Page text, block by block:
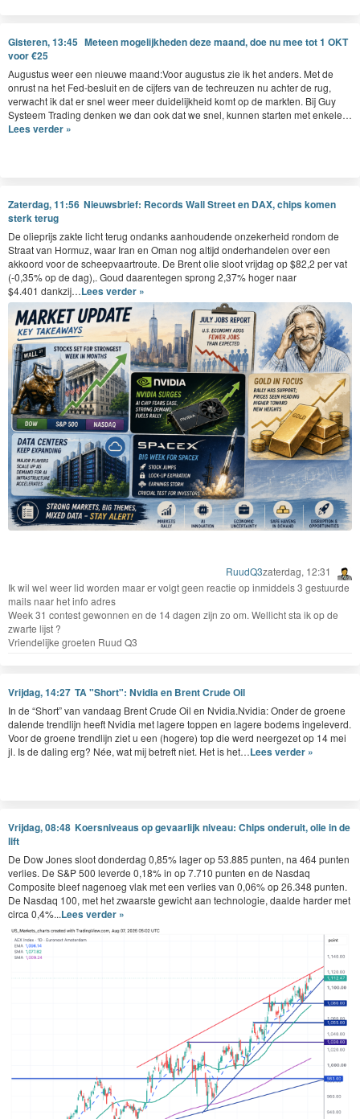
Gisteren, 13:45 Meteen mogelijkheden deze maand, doe nu mee tot 1 OKT
voor €25
Augus­tus weer een nieuwe maand:Voor augus­tus zie ik het anders. Met de
onrust na het Fed-besluit en de cijfers van de techreuzen nu achter de rug,
verwacht ik dat er snel weer meer duidelijkheid komt op de mark­ten. Bij Guy
Sys­teem Trad­ing denken we dan ook dat we snel, kun­nen starten met enkele…
Lees verder »
Zaterdag, 11:56 Nieuwsbrief: Records Wall Street en DAX, chips komen
sterk terug
De oliepri­js zak­te licht terug ondanks aan­houdende onzek­er­heid ron­dom de
Straat van Hor­muz, waar Iran en Oman nog alti­jd onder­han­de­len over een
akko­ord voor de scheep­vaartroute. De Brent olie sloot vri­jdag op $82,2 per vat
(-0,35% op de dag),. Goud daar­ente­gen sprong 2,37% hoger naar
$4.401 dankzij…Lees verder »
RuudQ3zaterdag, 12:31
Ik wil wel weer lid worden maar er volgt geen reactie op inmiddels 3 gestuurde
mails naar het info adres
Week 31 contest gewonnen en de 14 dagen zijn zo om. Wellicht sta ik op de
zwarte lijst ?
Vriendelijke groeten Ruud Q3
Vrijdag, 14:27 TA "Short": Nvidia en Brent Crude Oil
In de “Short” van van­daag Brent Crude Oil en Nvidia.Nvidia: Onder de groene
dal­ende trendli­jn heeft Nvidia met lagere top­pen en lagere bodems ingeleverd.
Voor de groene trendli­jn ziet u een (hogere) top die werd neergezet op 14mei
jl. Is de dal­ing erg? Née, wat mij betre­ft niet. Het is het…Lees verder »
Vrijdag, 08:48 Koersniveaus op gevaarlijk niveau: Chips onderuit, olie in de
lift
De Dow Jones sloot donderdag 0,85% lager op 53.885 punten, na 464 punten
verlies. De S&P 500 leverde 0,18% in op 7.710 punten en de Nasdaq
Composite bleef nagenoeg vlak met een verlies van 0,06% op 26.348 punten.
De Nasdaq 100, met het zwaarste gewicht aan technologie, daalde harder met
circa 0,4%...Lees verder »